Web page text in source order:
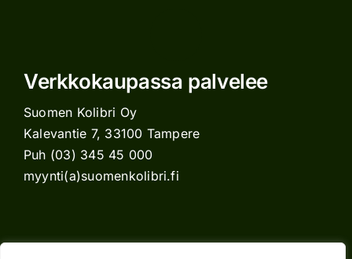
Verkkokaupassa palvelee
Suomen Kolibri Oy
Kalevantie 7, 33100 Tampere
Puh (03) 345 45 000
myynti(a)suomenkolibri.fi